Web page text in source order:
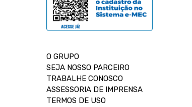
O GRUPO
SEJA NOSSO PARCEIRO
TRABALHE CONOSCO
ASSESSORIA DE IMPRENSA
TERMOS DE USO